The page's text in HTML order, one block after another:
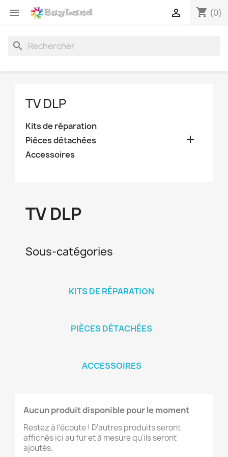
 shopping_cart (0)

search
TV DLP
Kits de réparation
Pièces détachées

Accessoires
TV DLP
Sous-catégories
KITS DE RÉPARATION
PIÈCES DÉTACHÉES
ACCESSOIRES
Aucun produit disponible pour le moment
Restez à l'écoute ! D'autres produits seront
affichés ici au fur et à mesure qu'ils seront
ajoutés.